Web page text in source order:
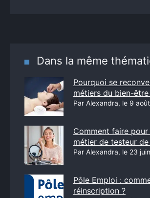
Dans la même
Pourquoi se
métiers du bien-être
Par Alexandra, le 9
Comment faire
métier de testeur
Par Alexandra, le 23
Pôle Emploi :
réinscription ?